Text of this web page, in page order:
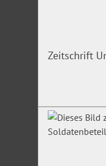
Zeitschrift